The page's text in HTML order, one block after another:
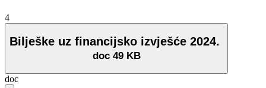
4
Bilješke uz financijsko izvješće 2024.
doc 49 KB
doc